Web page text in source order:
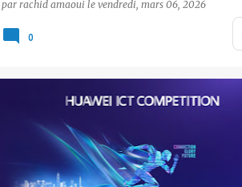
En pleine baisse de ses ventes sur le
pour…
par rachid amaoui le vendredi, mars 06, 2026
0
Huawei Tic Maroc